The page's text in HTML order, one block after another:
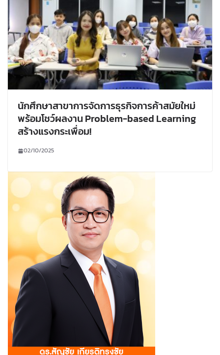
นักศึกษาสาขาการจัดการธุรกิจการค้าสมัยใหม่
พร้อมโชว์ผลงาน Problem-based Learning
สร้างแรงกระเพื่อม!
02/10/2025